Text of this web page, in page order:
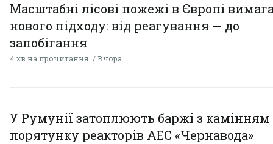
Масштабні лісові пожежі в Європі
нового підходу: від реагування — до
запобігання
4 хв на прочитання Вчора
У Румунії затоплюють баржі з
порятунку реакторів АЕС «Чернавода»